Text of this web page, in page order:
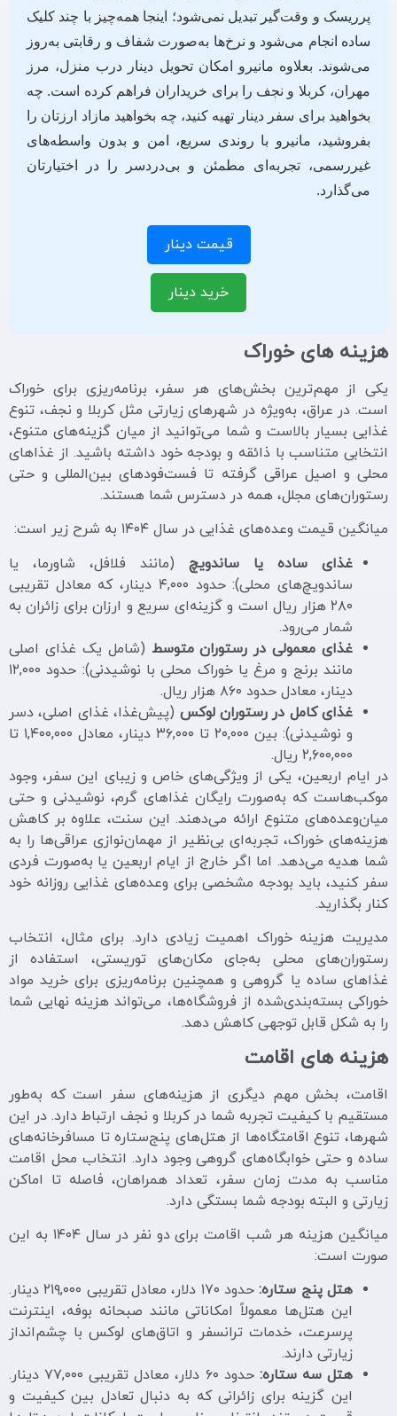
پرریسک و وقت‌گیر تبدیل نمی‌شود؛ اینجا همه‌چیز با چند کلیک
ساده انجام می‌شود و نرخ‌ها به‌صورت شفاف و رقابتی به‌روز
می‌شوند. بعلاوه مانیرو امکان تحویل دینار درب منزل، مرز
مهران، کربلا و نجف را برای خریداران فراهم کرده است. چه
بخواهید برای سفر دینار تهیه کنید، چه بخواهید مازاد ارزتان را
بفروشید، مانیرو با روندی سریع، امن و بدون واسطه‌های
غیررسمی، تجربه‌ای مطمئن و بی‌دردسر را در اختیارتان
می‌گذارد.
قیمت دینار
خرید دینار
هزینه های خوراک
یکی از مهم‌ترین بخش‌های هر سفر، برنامه‌ریزی برای خوراک
است. در عراق، به‌ویژه در شهرهای زیارتی مثل کربلا و نجف، تنوع
غذایی بسیار بالاست و شما می‌توانید از میان گزینه‌های متنوع،
انتخابی متناسب با ذائقه و بودجه خود داشته باشید. از غذاهای
محلی و اصیل عراقی گرفته تا فست‌فودهای بین‌المللی و حتی
رستوران‌های مجلل، همه در دسترس شما هستند.
میانگین قیمت وعده‌های غذایی در سال ۱۴۰۴ به شرح زیر است:
غذای ساده یا ساندویچ (مانند فلافل، شاورما، یا
ساندویچ‌های محلی): حدود ۴,۰۰۰ دینار، که معادل تقریبی
۲۸۰ هزار ریال است و گزینه‌ای سریع و ارزان برای زائران به
شمار می‌رود.
غذای معمولی در رستوران متوسط (شامل یک غذای اصلی
مانند برنج و مرغ یا خوراک محلی با نوشیدنی): حدود ۱۲,۰۰۰
دینار، معادل حدود ۸۶۰ هزار ریال.
غذای کامل در رستوران لوکس (پیش‌غذا، غذای اصلی، دسر
و نوشیدنی): بین ۲۰,۰۰۰ تا ۳۶,۰۰۰ دینار، معادل ۱,۴۰۰,۰۰۰ تا
۲,۶۰۰,۰۰۰ ریال.
در ایام اربعین، یکی از ویژگی‌های خاص و زیبای این سفر، وجود
موکب‌هاست که به‌صورت رایگان غذاهای گرم، نوشیدنی و حتی
میان‌وعده‌های متنوع ارائه می‌دهند. این سنت، علاوه بر کاهش
هزینه‌های خوراک، تجربه‌ای بی‌نظیر از مهمان‌نوازی عراقی‌ها را به
شما هدیه می‌دهد. اما اگر خارج از ایام اربعین یا به‌صورت فردی
سفر کنید، باید بودجه مشخصی برای وعده‌های غذایی روزانه خود
کنار بگذارید.
مدیریت هزینه خوراک اهمیت زیادی دارد. برای مثال، انتخاب
رستوران‌های محلی به‌جای مکان‌های توریستی، استفاده از
غذاهای ساده یا گروهی و همچنین برنامه‌ریزی برای خرید مواد
خوراکی بسته‌بندی‌شده از فروشگاه‌ها، می‌تواند هزینه نهایی شما
را به شکل قابل توجهی کاهش دهد.
هزینه های اقامت
اقامت، بخش مهم دیگری از هزینه‌های سفر است که به‌طور
مستقیم با کیفیت تجربه شما در کربلا و نجف ارتباط دارد. در این
شهرها، تنوع اقامتگاه‌ها از هتل‌های پنج‌ستاره تا مسافرخانه‌های
ساده و حتی خوابگاه‌های گروهی وجود دارد. انتخاب محل اقامت
مناسب به مدت زمان سفر، تعداد همراهان، فاصله تا اماکن
زیارتی و البته بودجه شما بستگی دارد.
میانگین هزینه هر شب اقامت برای دو نفر در سال ۱۴۰۴ به این
صورت است:
هتل پنج ستاره:
حدود ۱۷۰ دلار، معادل تقریبی ۲۱۹,۰۰۰ دینار.
این هتل‌ها معمولاً امکاناتی مانند صبحانه بوفه، اینترنت
پرسرعت، خدمات ترانسفر و اتاق‌های لوکس با چشم‌انداز
زیارتی دارند.
هتل سه ستاره:
حدود ۶۰ دلار، معادل تقریبی ۷۷,۰۰۰ دینار.
این گزینه برای زائرانی که به دنبال تعادل بین کیفیت و